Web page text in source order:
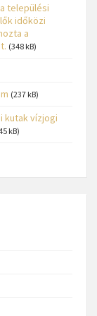
települési
időközi
a
(348 kB)
(237 kB)
kutak vízjogi
kB)